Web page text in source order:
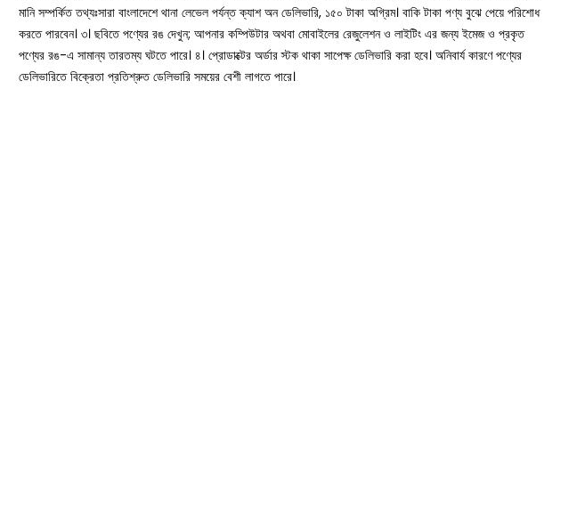
মানি সম্পর্কিত তথ্যঃসারা বাংলাদেশে থানা লেভেল পর্যন্ত ক্যাশ অন ডেলিভারি, ১৫০ টাকা অগ্রিম। বাকি টাকা পণ্য বুঝে পেয়ে পরিশোধ
করতে পারবেন। ৩। ছবিতে পণ্যের রঙ দেখুন; আপনার কম্পিউটার অথবা মোবাইলের রেজুলেশন ও লাইটিং এর জন্য ইমেজ ও প্রকৃত
পণ্যের রঙ-এ সামান্য তারতম্য ঘটতে পারে। ৪। প্রোডাক্টের অর্ডার স্টক থাকা সাপেক্ষ ডেলিভারি করা হবে। অনিবার্য কারণে পণ্যের
ডেলিভারিতে বিক্রেতা প্রতিশ্রুত ডেলিভারি সময়ের বেশী লাগতে পারে।